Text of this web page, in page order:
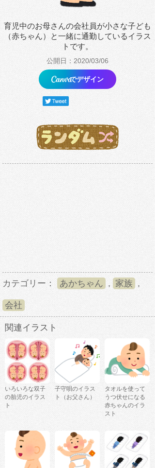
育児中のお母さんの会社員が小さな子ども
（赤ちゃん）と一緒に通勤しているイラス
トです。
公開日：2020/03/06
でデザイン
カテゴリー： あかちゃん , 家族 ,
会社
関連イラスト
いろいろな双子
の胎児のイラス
ト
子守唄のイラス
ト（お父さん）
タオルを使って
うつ伏せになる
赤ちゃんのイラ
スト